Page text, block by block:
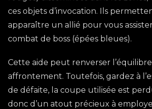
ces objets d’invocation. Ils
apparaître un allié pour vous
combat de boss (épées bleues).
Cette aide peut renverser l’équilibre
affrontement. Toutefois, gardez à
de défaite, la coupe utilisée est
donc d’un atout précieux à